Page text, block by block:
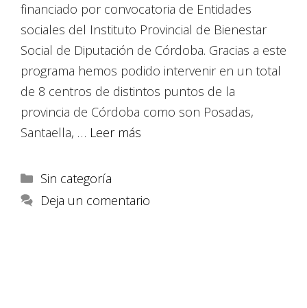
financiado por convocatoria de Entidades
sociales del Instituto Provincial de Bienestar
Social de Diputación de Córdoba. Gracias a este
programa hemos podido intervenir en un total
de 8 centros de distintos puntos de la
provincia de Córdoba como son Posadas,
Santaella, … Leer más
Sin categoría
Deja un comentario